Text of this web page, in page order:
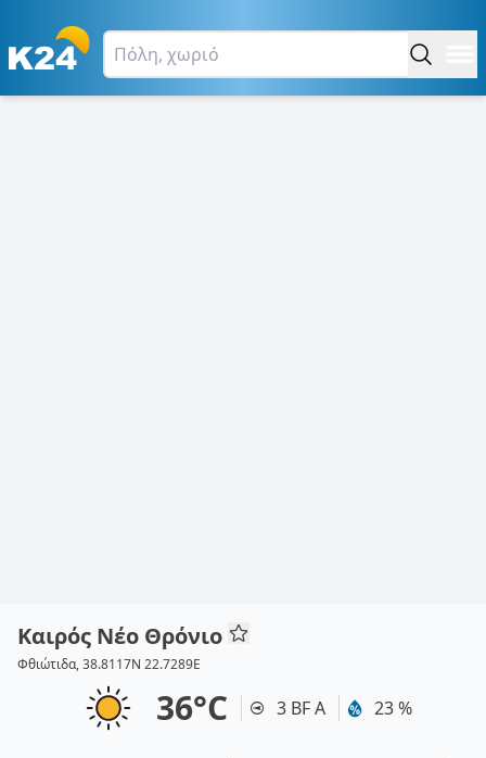
Καιρός Νέο Θρόνιο
Φθιώτιδα, 38.8117N 22.7289E
36°C 3 BF Α 23 %